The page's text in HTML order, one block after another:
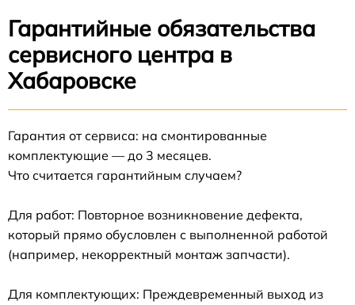
Гарантийные обязательства
сервисного центра в
Хабаровске
Гарантия от сервиса: на смонтированные
комплектующие — до 3 месяцев.
Что считается гарантийным случаем?
Для работ: Повторное возникновение дефекта,
который прямо обусловлен с выполненной работой
(например, некорректный монтаж запчасти).
Для комплектующих: Преждевременный выход из